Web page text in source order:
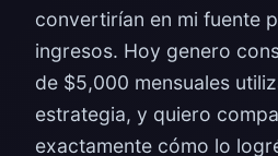
convertirían en mi fuente
ingresos. Hoy genero
de $5,000 mensuales
estrategia, y quiero
exactamente cómo lo